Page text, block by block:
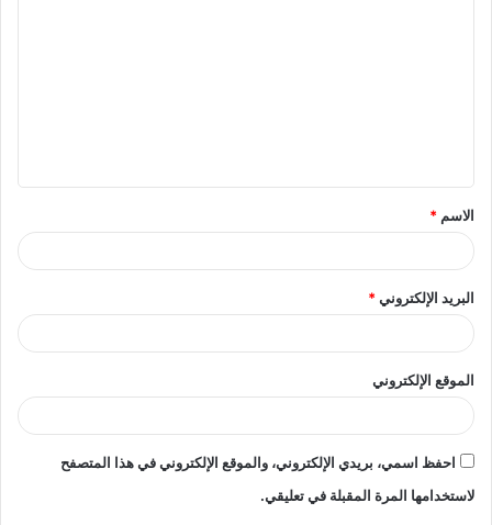
الاسم *
البريد الإلكتروني*
الموقع الإلكتروني
احفظ اسمي، بريدي الإلكتروني، والموقع الإلكتروني في هذا المتصفح
لاستخدامها المرة المقبلة في تعليقي.